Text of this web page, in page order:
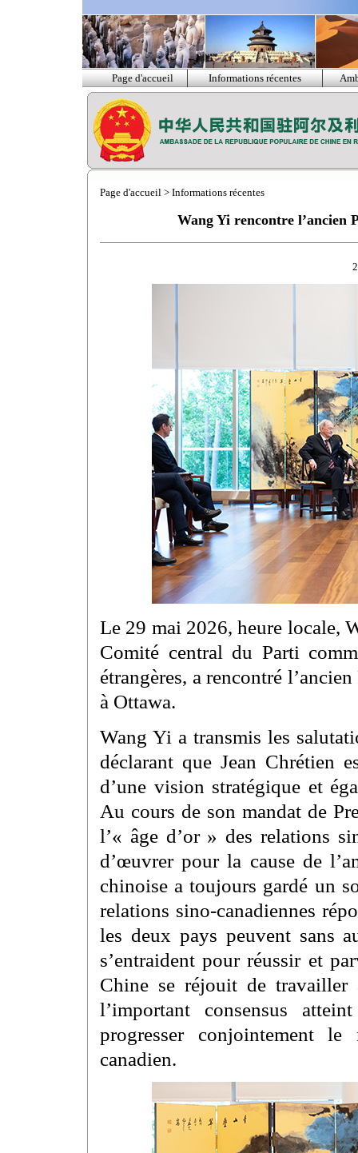
Page d'accueil Informations récentes
Page d'accueil > Informations récentes
Wang Yi rencontre l’ancien
Le 29 mai 2026, heure locale,
Comité central du Parti
étrangères, a rencontré
à Ottawa.
Wang Yi a transmis les
déclarant que Jean Chrétien
d’une vision stratégique et
Au cours de son mandat de
l’« âge d’or » des relations
d’œuvrer pour la cause de
chinoise a toujours gardé un
relations sino-canadiennes
les deux pays peuvent sans
s’entraident pour réussir et
Chine se réjouit de travailler
l’important consensus
progresser conjointement le
canadien.